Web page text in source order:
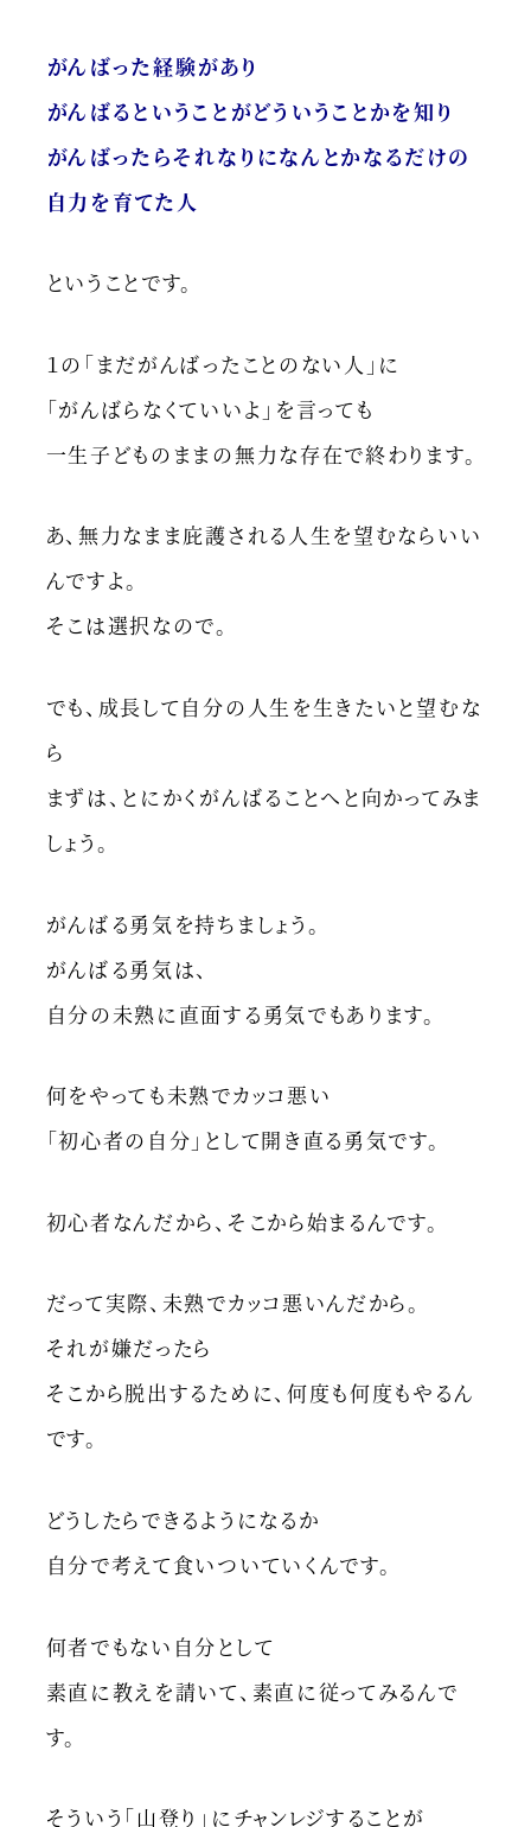
がんばった経験があり
がんばるということがどういうことかを知り
がんばったらそれなりになんとかなるだけの
自力を育てた人
ということです。
１の「まだがんばったことのない人」に
「がんばらなくていいよ」を言っても
一生子どものままの無力な存在で終わります。
あ、無力なまま庇護される人生を望むならいい
んですよ。
そこは選択なので。
でも、成長して自分の人生を生きたいと望むな
ら
まずは、とにかくがんばることへと向かってみま
しょう。
がんばる勇気を持ちましょう。
がんばる勇気は、
自分の未熟に直面する勇気でもあります。
何をやっても未熟でカッコ悪い
「初心者の自分」として開き直る勇気です。
初心者なんだから、そこから始まるんです。
だって実際、未熟でカッコ悪いんだから。
それが嫌だったら
そこから脱出するために、何度も何度もやるん
です。
どうしたらできるようになるか
自分で考えて食いついていくんです。
何者でもない自分として
素直に教えを請いて、素直に従ってみるんで
す。
そういう「山登り」にチャンレジすることが